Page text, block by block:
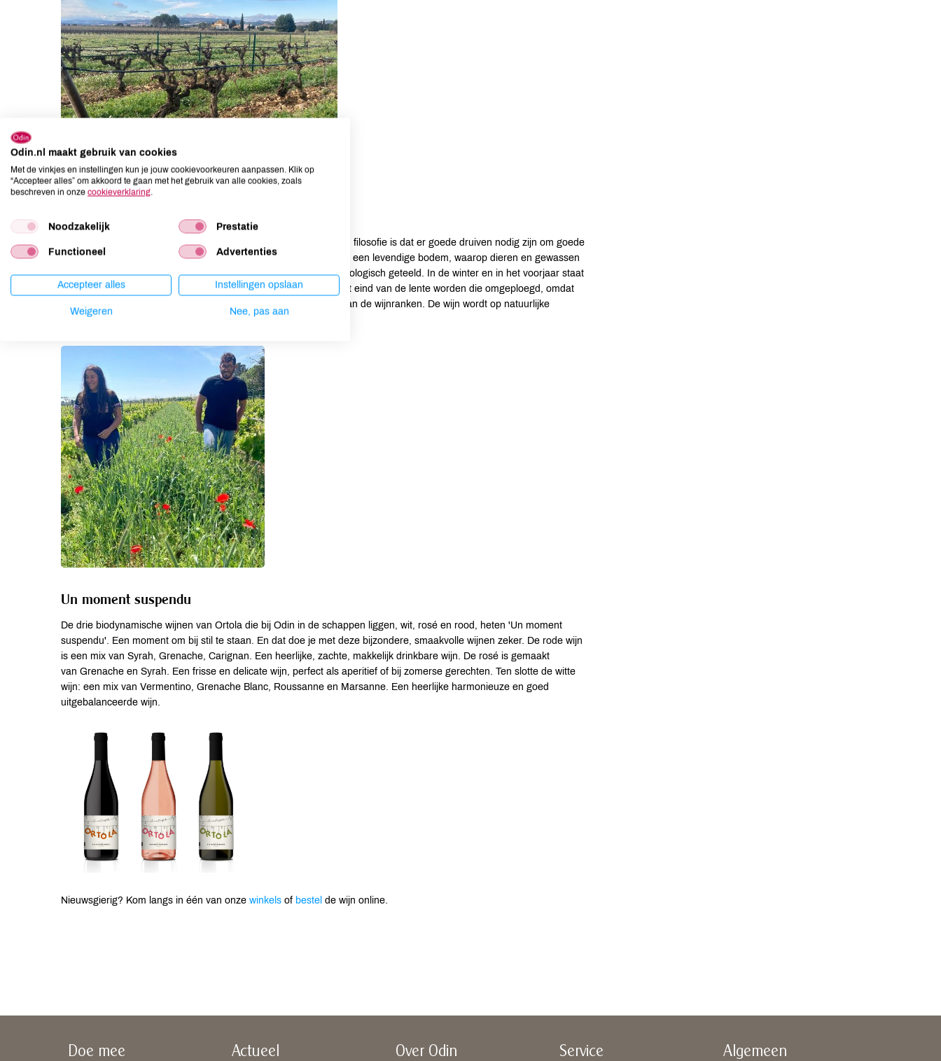
Het gebied van Domaine Ortola bestaat uit zo'n 120 hectare. Hun filosofie is dat er goede druiven nodig zijn om goede
wijn te maken en dat goede druiven alleen kunnen groeien vanuit een levendige bodem, waarop dieren en gewassen
kunnen floreren. Uit respect voor de natuur wordt er uitsluitend biologisch geteeld. In de winter en in het voorjaar staat
de grond tussen de wijnranken vol met bodembedekkers. Aan het eind van de lente worden die omgeploegd, omdat
ze anders in de droogte van de zomer teveel water wegnemen van de wijnranken. De wijn wordt op natuurlijke
wijze, zonder chemicaliën en sulfieten, geproduceerd.
Un moment suspendu
De drie biodynamische wijnen van Ortola die bij Odin in de schappen liggen, wit, rosé en rood, heten 'Un moment
suspendu'. Een moment om bij stil te staan. En dat doe je met deze bijzondere, smaakvolle wijnen zeker. De rode wijn
is een mix van Syrah, Grenache, Carignan. Een heerlijke, zachte, makkelijk drinkbare wijn. De rosé is gemaakt
van Grenache en Syrah. Een frisse en delicate wijn, perfect als aperitief of bij zomerse gerechten. Ten slotte de witte
wijn: een mix van Vermentino, Grenache Blanc, Roussanne en Marsanne. Een heerlijke harmonieuze en goed
uitgebalanceerde wijn.
Nieuwsgierig? Kom langs in één van onze winkels of bestel de wijn online.
Doe mee Actueel Over Odin Service Algemeen
Odin.nl maakt gebruik van cookies
Met de vinkjes en instellingen kun je jouw cookievoorkeuren aanpassen. Klik op
“Accepteer alles” om akkoord te gaan met het gebruik van alle cookies, zoals
beschreven in onze cookieverklaring.
Noodzakelijk Prestatie
Functioneel Advertenties
Accepteer alles Instellingen opslaan
Weigeren Nee, pas aan